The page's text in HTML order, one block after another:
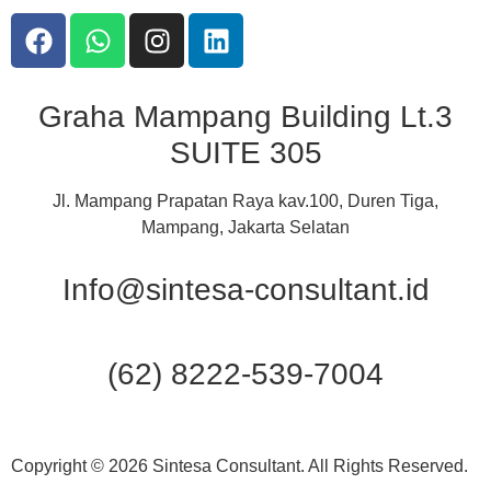
Graha Mampang Building Lt.3
SUITE 305
Jl. Mampang Prapatan Raya kav.100, Duren Tiga,
Mampang, Jakarta Selatan
Info@sintesa-consultant.id
(62) 8222-539-7004
Copyright © 2026 Sintesa Consultant. All Rights Reserved.